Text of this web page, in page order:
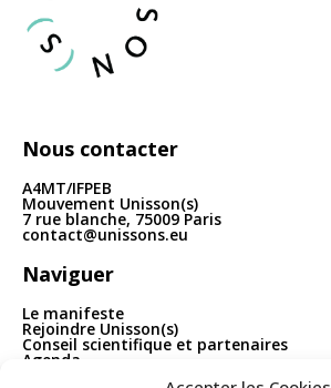
Nous contacter
A4MT/IFPEB
Mouvement Unisson(s)
7 rue blanche, 75009 Paris
contact@unissons.eu
Naviguer
Le manifeste
Rejoindre Unisson(s)
Conseil scientifique et partenaires
Agenda